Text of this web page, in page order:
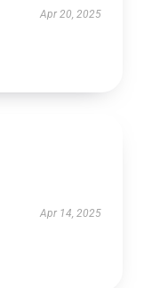
Apr 20, 2025
Apr 14, 2025